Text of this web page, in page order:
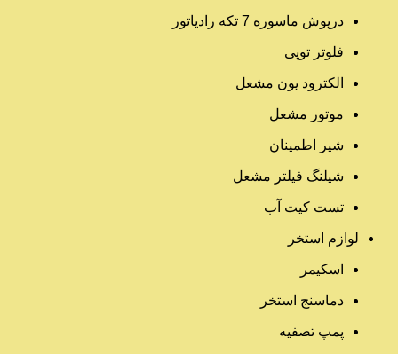
درپوش ماسوره 7 تکه رادیاتور
فلوتر توپی
الکترود یون مشعل
موتور مشعل
شیر اطمینان
شیلنگ فیلتر مشعل
تست کیت آب
لوازم استخر
اسکیمر
دماسنج استخر
پمپ تصفیه